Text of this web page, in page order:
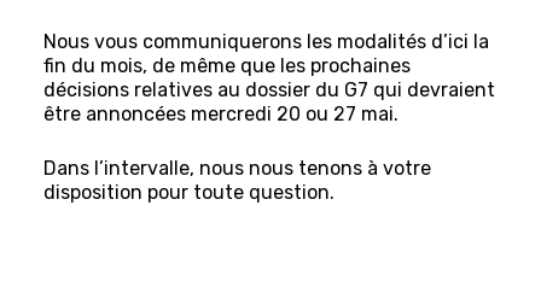
Nous vous communiquerons les modalités d’ici la
fin du mois, de même que les prochaines
décisions relatives au dossier du G7 qui devraient
être annoncées mercredi 20 ou 27 mai.
Dans l’intervalle, nous nous tenons à votre
disposition pour toute question.